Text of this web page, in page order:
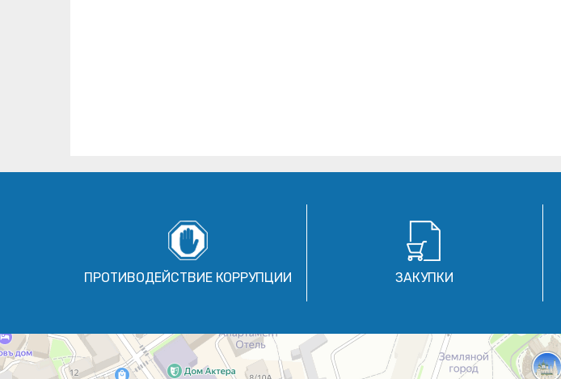
ПРОТИВОДЕЙСТВИЕ КОРРУПЦИИ ЗАКУПКИ